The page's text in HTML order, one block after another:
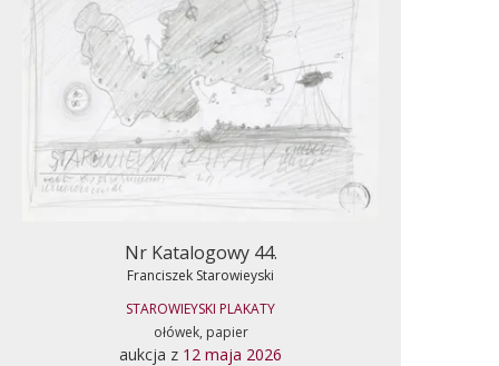
Nr Katalogowy 44.
Franciszek Starowieyski
STAROWIEYSKI PLAKATY
ołówek, papier
aukcja z 12 maja 2026